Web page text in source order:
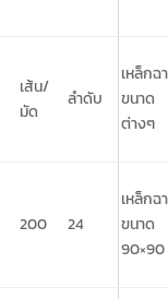
เส้น/
มัด
ลำดับ
เหล็กฉ
ขนาด
ต่างๆ
200 24
เหล็กฉ
ขนาด
90×90